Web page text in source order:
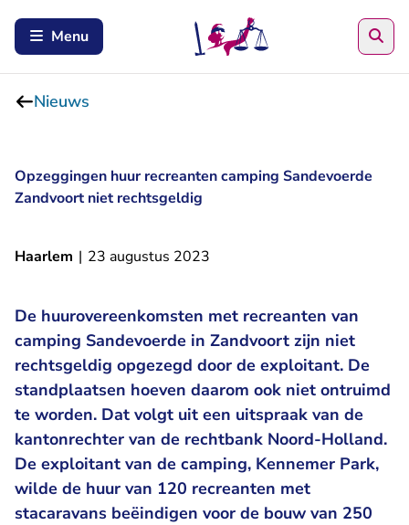
Menu
Nieuws
Opzeggingen huur recreanten camping Sandevoerde
Zandvoort niet rechtsgeldig
Haarlem | 23 augustus 2023
De huurovereenkomsten met recreanten van
camping Sandevoerde in Zandvoort zijn niet
rechtsgeldig opgezegd door de exploitant. De
standplaatsen hoeven daarom ook niet ontruimd
te worden. Dat volgt uit een uitspraak van de
kantonrechter van de rechtbank Noord-Holland.
De exploitant van de camping, Kennemer Park,
wilde de huur van 120 recreanten met
stacaravans beëindigen voor de bouw van 250